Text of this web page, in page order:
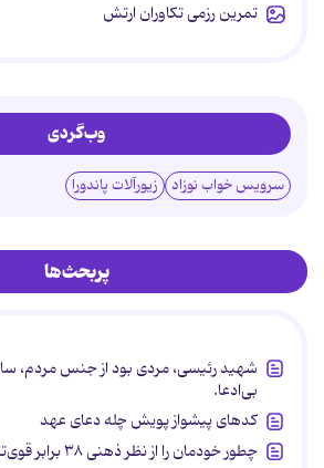
تمرین رزمی تکاوران ارتش
وب‌گردی
سرویس خواب نوزاد زیورآلات پاندورا
پربحث‌ها
شهید رئیسی، مردی بود از جنس مردم،
بی‌ادعا.
کدهای پیشواز پویش چله دعای عهد
چطور خودمان را از نظر ذهنی ۳۸ برابر قوی‌تر کنیم؟